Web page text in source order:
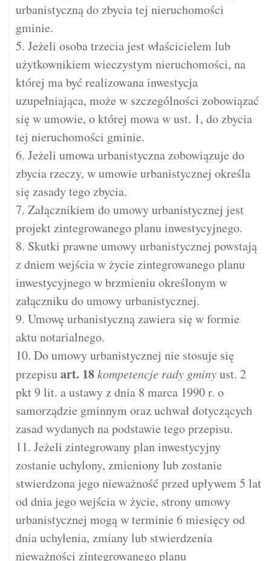
urbanistyczną do zbycia tej nieruchomości
gminie.
5. Jeżeli osoba trzecia jest właścicielem lub
użytkownikiem wieczystym nieruchomości, na
której ma być realizowana inwestycja
uzupełniająca, może w szczególności zobowiązać
się w umowie, o której mowa w ust. 1, do zbycia
tej nieruchomości gminie.
6. Jeżeli umowa urbanistyczna zobowiązuje do
zbycia rzeczy, w umowie urbanistycznej określa
się zasady tego zbycia.
7. Załącznikiem do umowy urbanistycznej jest
projekt zintegrowanego planu inwestycyjnego.
8. Skutki prawne umowy urbanistycznej powstają
z dniem wejścia w życie zintegrowanego planu
inwestycyjnego w brzmieniu określonym w
załączniku do umowy urbanistycznej.
9. Umowę urbanistyczną zawiera się w formie
aktu notarialnego.
10. Do umowy urbanistycznej nie stosuje się
przepisuart. 18kompetencje rady gminyust. 2
pkt 9 lit. a ustawy z dnia 8 marca 1990 r. o
samorządzie gminnym oraz uchwał dotyczących
zasad wydanych na podstawie tego przepisu.
11. Jeżeli zintegrowany plan inwestycyjny
zostanie uchylony, zmieniony lub zostanie
stwierdzona jego nieważność przed upływem 5 lat
od dnia jego wejścia w życie, strony umowy
urbanistycznej mogą w terminie 6 miesięcy od
dnia uchylenia, zmiany lub stwierdzenia
nieważności zintegrowanego planu